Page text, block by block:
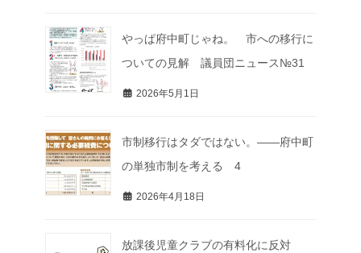
やっぱ府中町じゃね。 市への移行に
ついての見解 議員団ニュース№31
2026年5月1日
市制移行はタダではない。――府中町
の単独市制を考える 4
2026年4月18日
放課後児童クラブの有料化に反対